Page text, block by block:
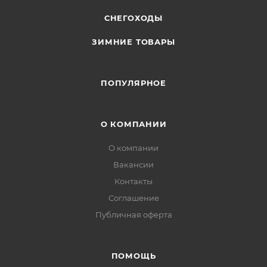
СНЕГОХОДЫ
ЗИМНИЕ ТОВАРЫ
ПОПУЛЯРНОЕ
О КОМПАНИИ
О компании
Вакансии
Контакты
Соглашение
Публичная оферта
ПОМОЩЬ